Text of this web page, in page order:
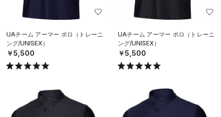
UAチーム アーマー ポロ（トレーニ
ング/UNISEX）
￥5,500
UAチーム アーマー ポロ（トレーニ
ング/UNISEX）
￥5,500